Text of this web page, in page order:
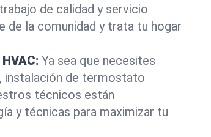
de calidad y servicio
de la comunidad y trata tu hogar
Ya sea que necesites
instalación de termostato
técnicos están
y técnicas para maximizar tu